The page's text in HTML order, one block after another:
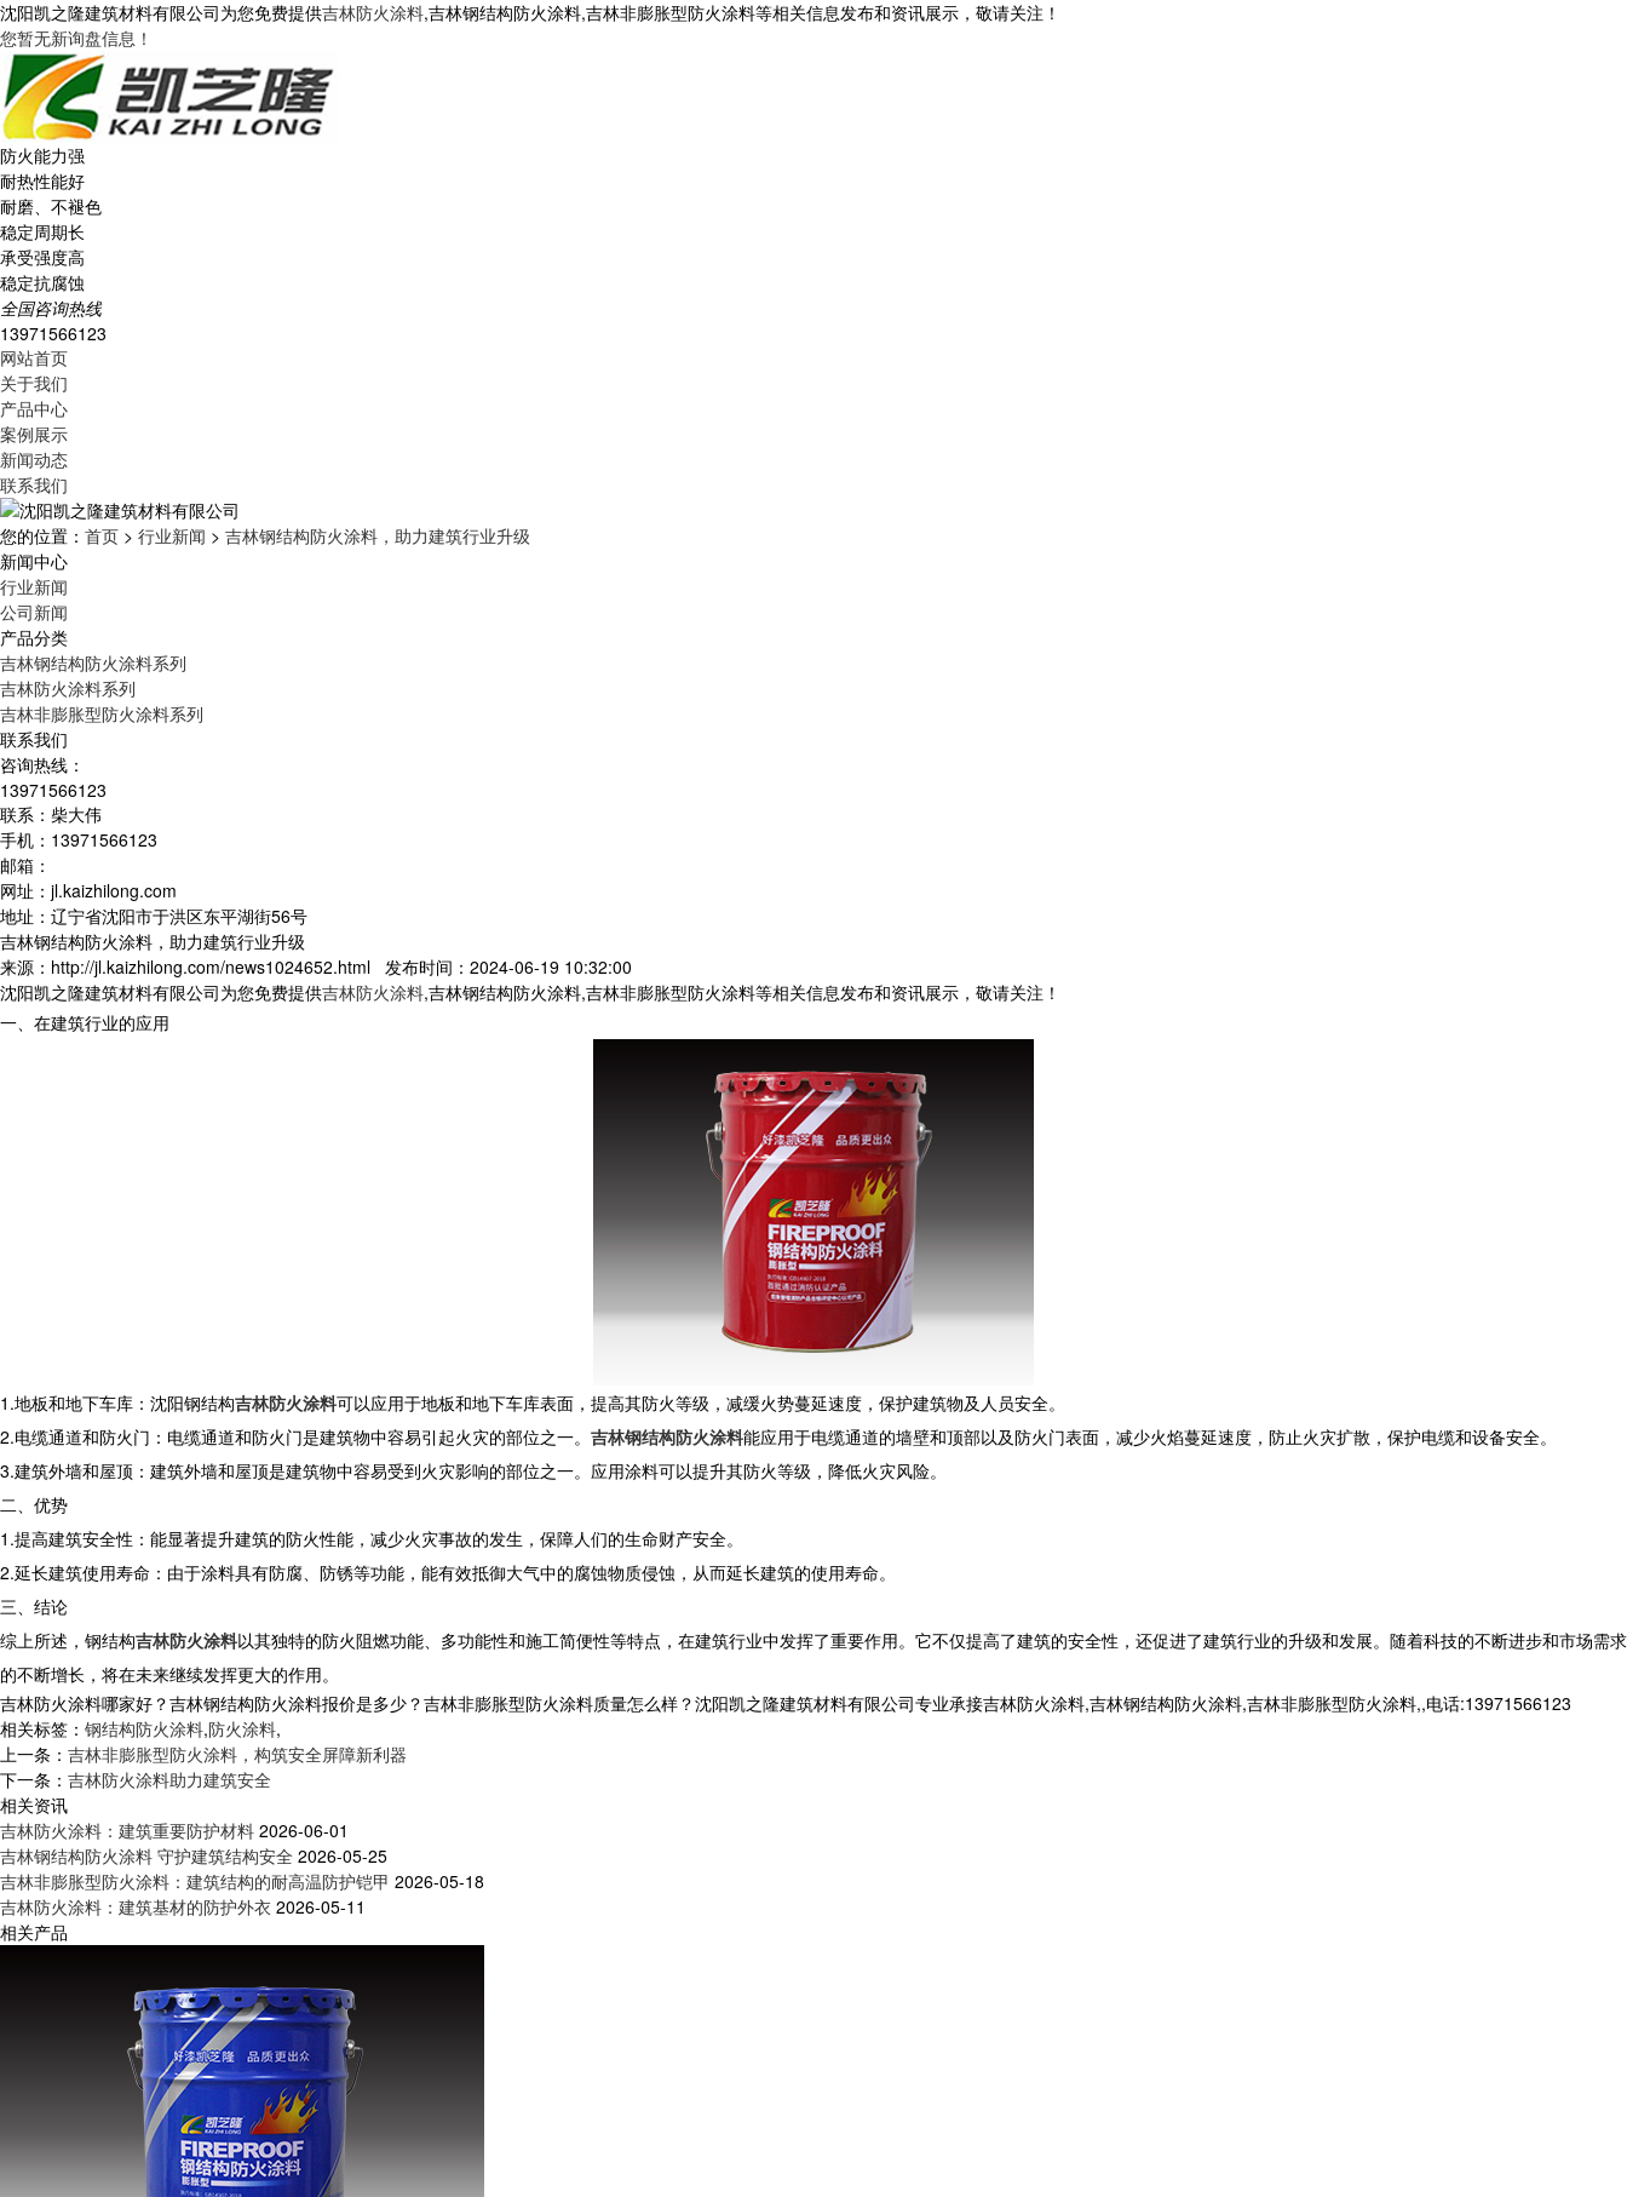
沈阳凯之隆建筑材料有限公司为您免费提供吉林防火涂料,吉林钢结构防火涂料,吉林非膨胀型防火涂料等相关信息发布和资讯展示，敬请关注！
您暂无新询盘信息！
防火能力强
耐热性能好
耐磨、不褪色
稳定周期长
承受强度高
稳定抗腐蚀
全国咨询热线
13971566123
网站首页
关于我们
产品中心
案例展示
新闻动态
联系我们
您的位置： 首页 > 行业新闻 > 吉林钢结构防火涂料，助力建筑行业升级
新闻中心
行业新闻
公司新闻
产品分类
吉林钢结构防火涂料系列
吉林防火涂料系列
吉林非膨胀型防火涂料系列
联系我们
咨询热线：
13971566123
联系：柴大伟
手机：13971566123
邮箱：
网址：jl.kaizhilong.com
地址：辽宁省沈阳市于洪区东平湖街56号
吉林钢结构防火涂料，助力建筑行业升级
来源：http://jl.kaizhilong.com/news1024652.html 发布时间：2024-06-19 10:32:00
沈阳凯之隆建筑材料有限公司为您免费提供吉林防火涂料,吉林钢结构防火涂料,吉林非膨胀型防火涂料等相关信息发布和资讯展示，敬请关注！
一、在建筑行业的应用
1.地板和地下车库：沈阳钢结构吉林防火涂料可以应用于地板和地下车库表面，提高其防火等级，减缓火势蔓延速度，保护建筑物及人员安全。
2.电缆通道和防火门：电缆通道和防火门是建筑物中容易引起火灾的部位之一。 吉林钢结构防火涂料能应用于电缆通道的墙壁和顶部以及防火门表面，减少火焰蔓延速度，防止火灾扩散，保护电缆和设备安全。
3.建筑外墙和屋顶：建筑外墙和屋顶是建筑物中容易受到火灾影响的部位之一。应用涂料可以提升其防火等级，降低火灾风险。
二、优势
1.提高建筑安全性：能显著提升建筑的防火性能，减少火灾事故的发生，保障人们的生命财产安全。
2.延长建筑使用寿命：由于涂料具有防腐、防锈等功能，能有效抵御大气中的腐蚀物质侵蚀，从而延长建筑的使用寿命。
三、结论
综上所述，钢结构吉林防火涂料以其独特的防火阻燃功能、多功能性和施工简便性等特点，在建筑行业中发挥了重要作用。它不仅提高了建筑的安全性，还促进了建筑行业的升级和发展。随着科技的不断进步和市场需求
的不断增长，将在未来继续发挥更大的作用。
吉林防火涂料哪家好？吉林钢结构防火涂料报价是多少？吉林非膨胀型防火涂料质量怎么样？沈阳凯之隆建筑材料有限公司专业承接吉林防火涂料,吉林钢结构防火涂料,吉林非膨胀型防火涂料,,电话:13971566123
相关标签： 钢结构防火涂料,防火涂料,
上一条： 吉林非膨胀型防火涂料，构筑安全屏障新利器
下一条： 吉林防火涂料助力建筑安全
相关资讯
吉林防火涂料：建筑重要防护材料 2026-06-01
吉林钢结构防火涂料 守护建筑结构安全 2026-05-25
吉林非膨胀型防火涂料：建筑结构的耐高温防护铠甲 2026-05-18
吉林防火涂料：建筑基材的防护外衣 2026-05-11
相关产品